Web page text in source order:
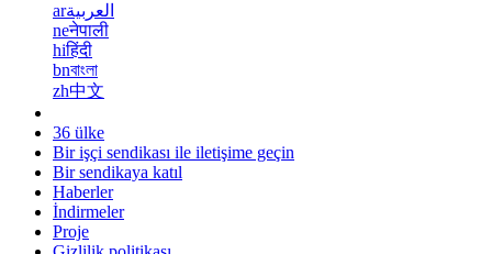
arالعربية
neनेपाली
hiहिंदी
bnবাংলা
zh中文
36 ülke
Bir işçi sendikası ile iletişime geçin
Bir sendikaya katıl
Haberler
İndirmeler
Proje